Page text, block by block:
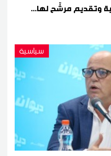
وتقديم مرشّح لها...
سياسية